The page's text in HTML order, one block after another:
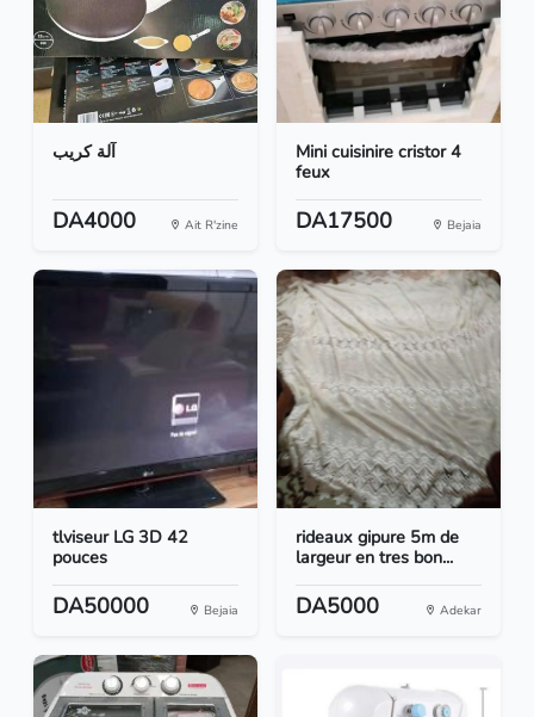
آلة كريب
DA4000 Ait R'zine
Mini cuisinire cristor 4
feux
DA17500 Bejaia
tlviseur LG 3D 42
pouces
DA50000 Bejaia
rideaux gipure 5m de
largeur en tres bon...
DA5000 Adekar